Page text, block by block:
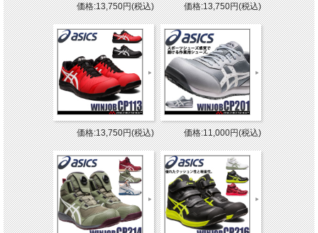
価格:13,750円(税込) 価格:13,750円(税込)
価格:13,750円(税込) 価格:11,000円(税込)